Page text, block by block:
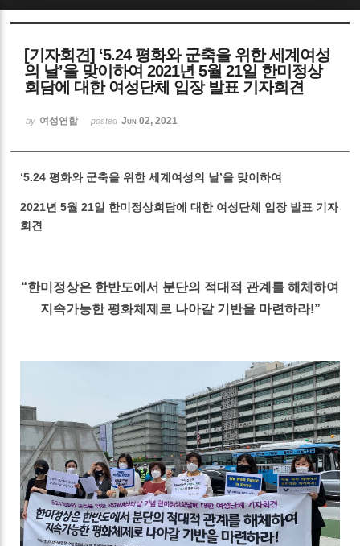
[기자회견] ‘5.24 평화와 군축을 위한 세계여성
의 날’을 맞이하여 2021년 5월 21일 한미정상
회담에 대한 여성단체 입장 발표 기자회견
by 여성연합 posted Jun 02, 2021
‘5.24 평화와 군축을 위한 세계여성의 날’을 맞이하여
2021년 5월 21일 한미정상회담에 대한 여성단체 입장 발표 기자
회견
“한미정상은 한반도에서 분단의 적대적 관계를 해체하여
지속가능한 평화체제로 나아갈 기반을 마련하라!”
Sketchbook5, 스케치북5
Sketchbook5, 스케치북5